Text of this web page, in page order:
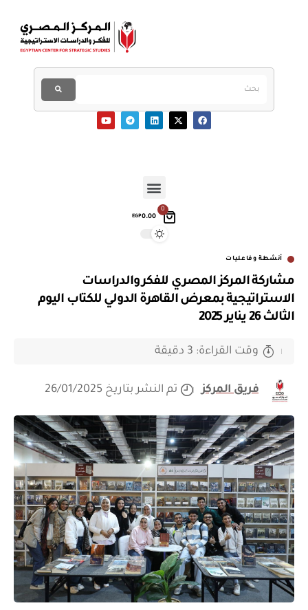
0
EGP0.00
أنشطة وفاعليات
مشاركة المركز المصري للفكر والدراسات
الاستراتيجية بمعرض القاهرة الدولي للكتاب اليوم
الثالث 26 يناير 2025
فريق المركز تم النشر بتاريخ 26/01/2025
وقت القراءة: 3 دقيقة